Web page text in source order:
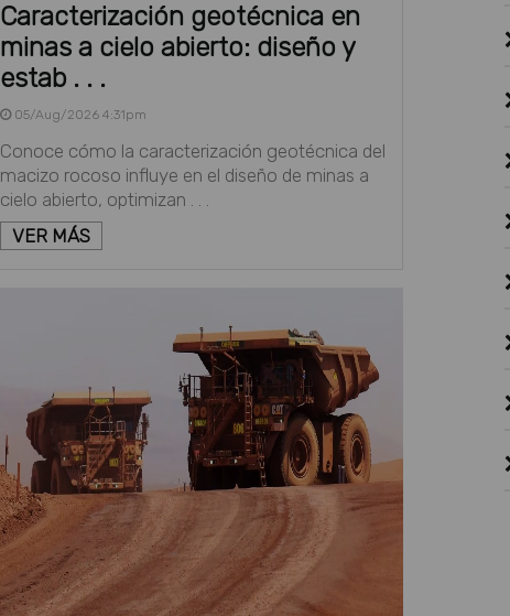
Caracterización geotécnica en
minas a cielo abierto: diseño y
estab . . .
05/Aug/2026 4:31pm
Conoce cómo la caracterización geotécnica del
macizo rocoso influye en el diseño de minas a
cielo abierto, optimizan . . .
VER MÁS